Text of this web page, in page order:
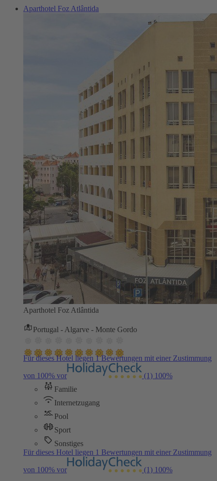
Aparthotel Foz Atlântida
Aparthotel Foz Atlântida
Portugal - Algarve - Monte Gordo
Für dieses Hotel liegen 1 Bewertungen mit einer Zustimmung
von 100% vor (1) 100%
Familie
Internetzugang
Pool
Sport
Sonstiges
Für dieses Hotel liegen 1 Bewertungen mit einer Zustimmung
von 100% vor (1) 100%